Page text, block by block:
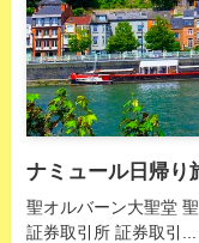
ナミュール日帰り
聖オルバーン大聖堂
証券取引所 証券取引...